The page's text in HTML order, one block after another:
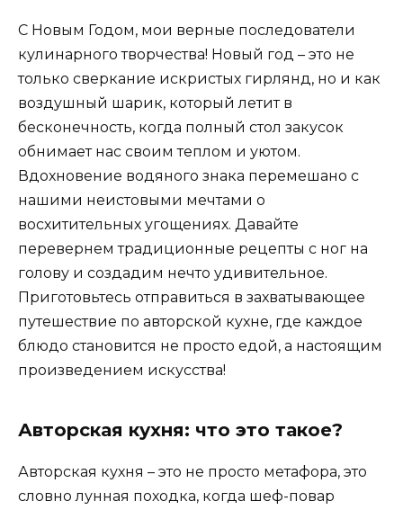
С Новым Годом, мои верные последователи
кулинарного творчества! Новый год – это не
только сверкание искристых гирлянд, но и как
воздушный шарик, который летит в
бесконечность, когда полный стол закусок
обнимает нас своим теплом и уютом.
Вдохновение водяного знака перемешано с
нашими неистовыми мечтами о
восхитительных угощениях. Давайте
перевернем традиционные рецепты с ног на
голову и создадим нечто удивительное.
Приготовьтесь отправиться в захватывающее
путешествие по авторской кухне, где каждое
блюдо становится не просто едой, а настоящим
произведением искусства!
Авторская кухня: что это такое?
Авторская кухня – это не просто метафора, это
словно лунная походка, когда шеф-повар